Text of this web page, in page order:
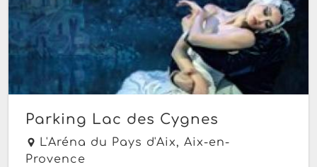
Parking Lac des Cygnes
L'Aréna du Pays d'Aix, Aix-en-
Provence